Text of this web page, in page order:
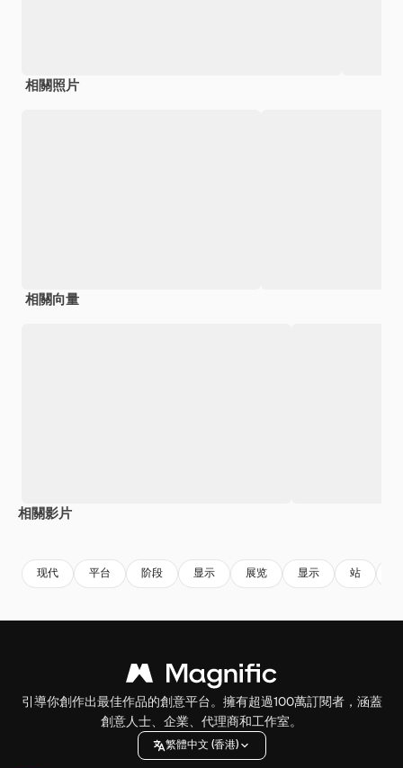
相關照片
相關向量
相關影片
现代 平台 阶段 显示 展览 显示 站
引導你創作出最佳作品的創意平台。擁有超過100萬訂閱者，涵蓋
創意人士、企業、代理商和工作室。
繁體中文 (香港)